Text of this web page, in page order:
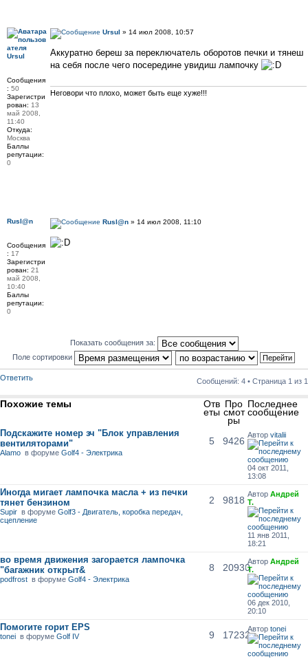
Ursul » 14 июл 2008, 10:57
Аккуратно береш за переключатель оборотов печки и тянеш
на себя после чего посередине увидиш лампочку
Неговори что плохо, может быть еще хуже!!!
Ursul
Сообщения
: 50
Зарегистри
рован: 13
май 2008,
11:40
Откуда:
Москва
Баллы
репутации:
0
Rusl@n » 14 июл 2008, 11:10
Rusl@n
Сообщения
: 17
Зарегистри
рован: 21
май 2008,
10:40
Баллы
репутации:
0
Показать сообщения за:
Поле сортировки
Ответить Сообщений: 4 • Страница 1 из 1
Похожие темы Отв
еты
Про
смот
ры
Последнее
сообщение
Подскажите номер зч "Блок управления
вентиляторами"
Alamo в форумеGolf4 - Электрика
5 9426
Автор vitalii
04 окт 2011,
13:08
Иногда мигает лампочка масла + из печки
тянет бензином
Supir в форумеGolf3 - Двигатель, коробка передач,
сцепление
2 9818
Автор Андрей
Т.
11 янв 2011,
18:21
во время движения загорается лампочка
"багажник открыт&
podfrost в форумеGolf4 - Электрика
8 20930
Автор Андрей
Т.
06 дек 2010,
20:10
Помогите горит EPS
tonei в форумеGolf IV 9 17232
Автор tonei